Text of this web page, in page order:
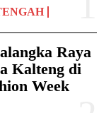
Raya
Kalteng di
Week